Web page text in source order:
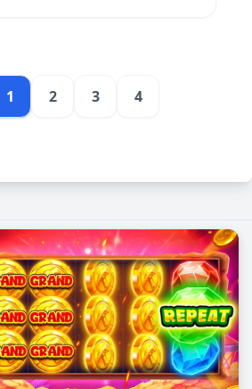
1 2 3 4